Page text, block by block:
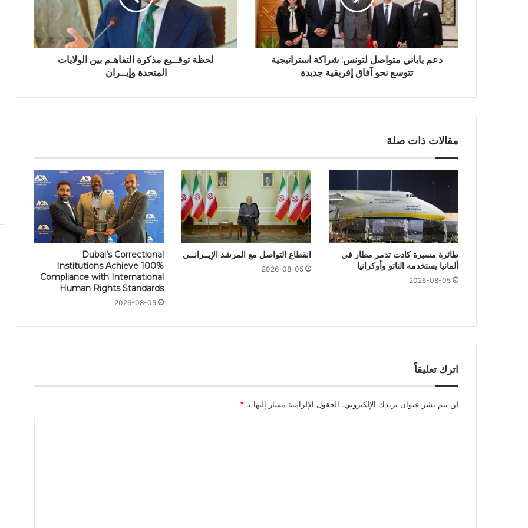
دعم ياباني متواصل لتونس: شراكة استراتيجية
تتوسع نحو آفاق إفريقية جديدة
لحظة توقــيع مذكرة التفاهـم بين الولايات
المتحدة وإيــران
مقالات ذات صلة
طائرة مسيرة كادت تدمر مطار في
ألمانيا يستخدمه الناتو وأوكرانيا
2026-08-05
انقطاع التواصل مع المرشد الإيــرانــي
2026-08-05
Dubai’s Correctional
Institutions Achieve 100%
Compliance with International
Human Rights Standards
2026-08-05
اترك تعليقاً
لن يتم نشر عنوان بريدك الإلكتروني. الحقول الإلزامية مشار إليها بـ *